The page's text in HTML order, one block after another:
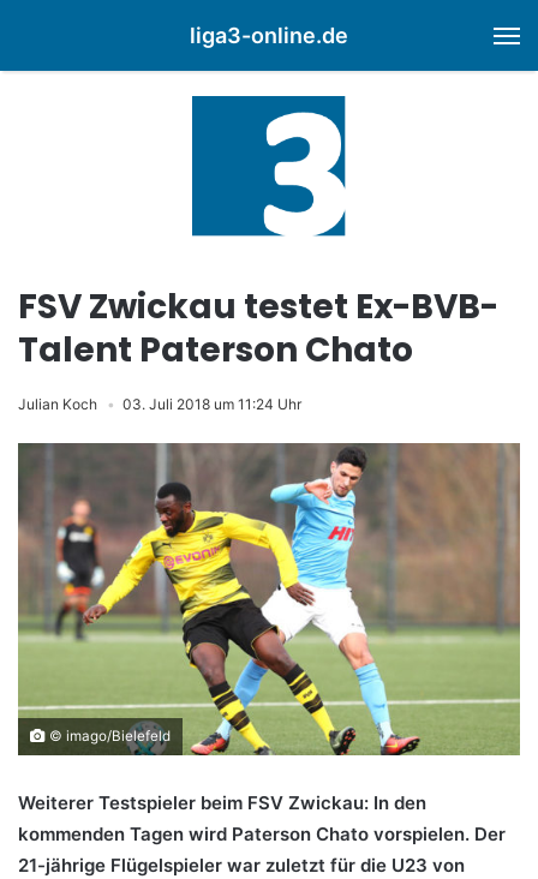
liga3-online.de
FSV Zwickau testet Ex-BVB-
Talent Paterson Chato
Julian Koch 03. Juli 2018 um 11:24 Uhr
© imago/Bielefeld
Weiterer Testspieler beim FSV Zwickau: In den
kommenden Tagen wird Paterson Chato vorspielen. Der
21-jährige Flügelspieler war zuletzt für die U23 von